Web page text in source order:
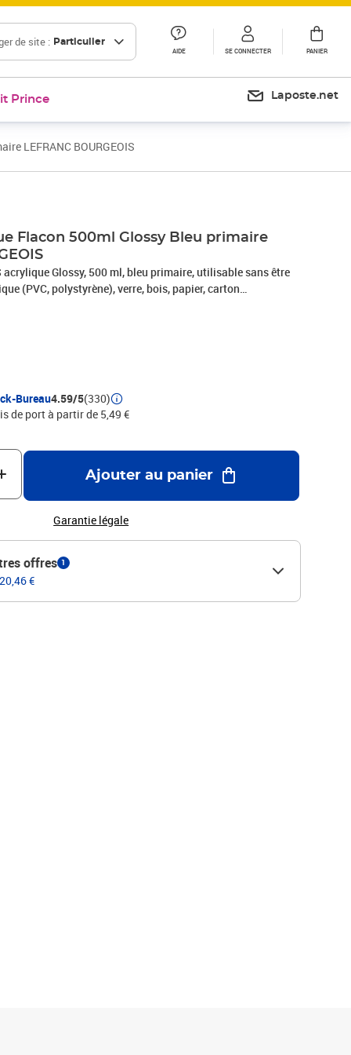
de site : Particulier
AIDE SE CONNECTER PANIER
Prince Laposte.net
LEFRANC BOURGEOIS
Flacon 500ml Glossy Bleu primaire
acrylique Glossy, 500 ml, bleu primaire, utilisable sans être
(PVC, polystyrène), verre, bois, papier, carton
à sel, séchage rapide, -188297
Bureau4.59/5(330)
de port à partir de 5,49 €
Ajouter au panier
Garantie légale
offres 1
€